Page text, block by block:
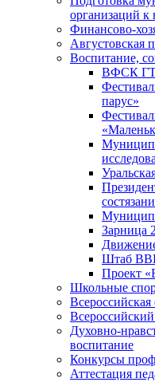
организаций к
Финансово-
Августовская
Воспитание,
ВФСК
парус»
Зарница
Штаб
Проект
Школьные
Духовно-
воспитание
Конкурсы
Аттестация